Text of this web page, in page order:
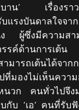
ม้บาน’ เรื่องรา
แรงบันดาลใจจ
ผู้ซึ่งมีความสา
รรค์ด้านการเต้น
มารถเต้นได้จาก
มองไม่เห็นความ
หนวก คนทั่วไปจึง
บ ‘เอ’ คนที่รับฟั